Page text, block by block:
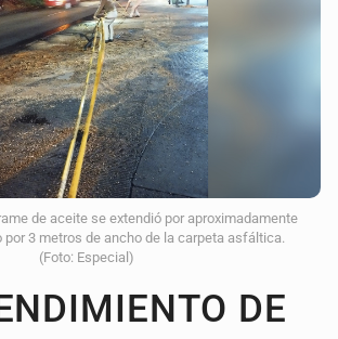
de aceite se extendió por aproximadamente
por 3 metros de ancho de la carpeta asfáltica.
(Foto: Especial)
DE